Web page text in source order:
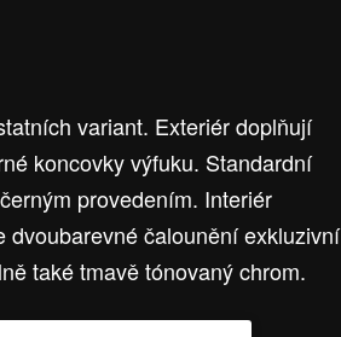
variant. Exteriér doplňují
koncovky výfuku. Standardní
provedením. Interiér
dvoubarevné čalounění exkluzivní
také tmavě tónovaný chrom.